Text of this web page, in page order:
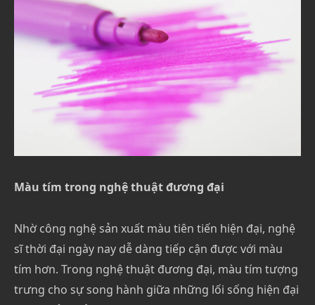
Màu tím trong nghệ thuật đương đại
Nhờ công nghệ sản xuất màu tiên tiến hiện đại, nghệ
sĩ thời đại ngày nay dễ dàng tiếp cận được với màu
tím hơn. Trong nghệ thuật đương đại, màu tím tượng
trưng cho sự song hành giữa những lối sống hiện đại